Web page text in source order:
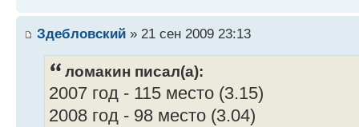
Здебловский » 21 сен 2009 23:13
ломакин писал(а):
2007 год - 115 место (3.15)
2008 год - 98 место (3.04)